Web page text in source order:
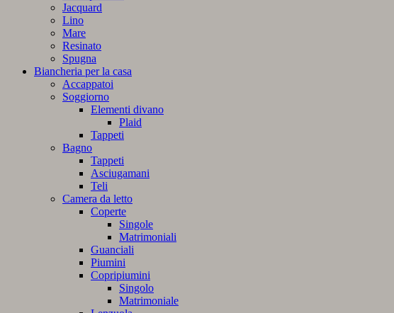
Jacquard
Lino
Mare
Resinato
Spugna
Biancheria per la casa
Accappatoi
Soggiorno
Elementi divano
Plaid
Tappeti
Bagno
Tappeti
Asciugamani
Teli
Camera da letto
Coperte
Singole
Matrimoniali
Guanciali
Piumini
Copripiumini
Singolo
Matrimoniale